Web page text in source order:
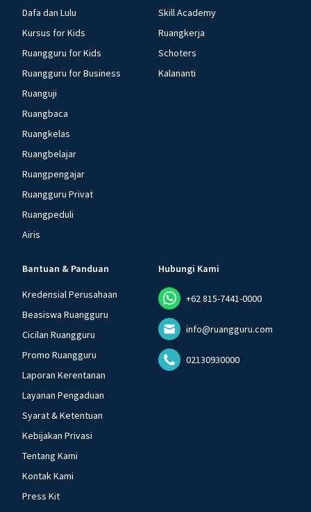
Dafa dan Lulu
Kursus for Kids
Ruangguru for Kids
Ruangguru for Business
Ruanguji
Ruangbaca
Ruangkelas
Ruangbelajar
Ruangpengajar
Ruangguru Privat
Ruangpeduli
Airis
Skill Academy
Ruangkerja
Schoters
Kalananti
Bantuan & Panduan
Kredensial Perusahaan
Beasiswa Ruangguru
Cicilan Ruangguru
Promo Ruangguru
Laporan Kerentanan
Layanan Pengaduan
Syarat & Ketentuan
Kebijakan Privasi
Tentang Kami
Kontak Kami
Press Kit
Hubungi Kami
+62 815-7441-0000
info@ruangguru.com
02130930000